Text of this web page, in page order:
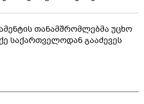
თანამშრომლებმა უცხო
საქართველოდან გააძევეს